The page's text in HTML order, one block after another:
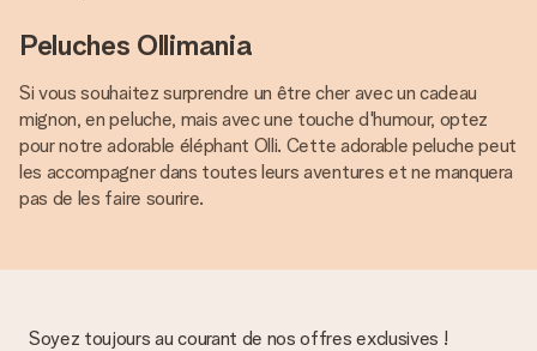
Peluches Ollimania
Si vous souhaitez surprendre un être cher avec un cadeau
mignon, en peluche, mais avec une touche d'humour, optez
pour notre adorable éléphant Olli. Cette adorable peluche peut
les accompagner dans toutes leurs aventures et ne manquera
pas de les faire sourire.
Soyez toujours au courant de nos offres exclusives !